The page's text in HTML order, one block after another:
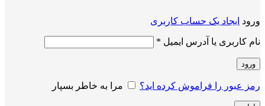
ورود ایجاد یک حساب کاربری
نام کاربری یا آدرس ایمیل *
ورود
رمز عبور را فراموش کرده اید؟ مرا به خاطر بسپار